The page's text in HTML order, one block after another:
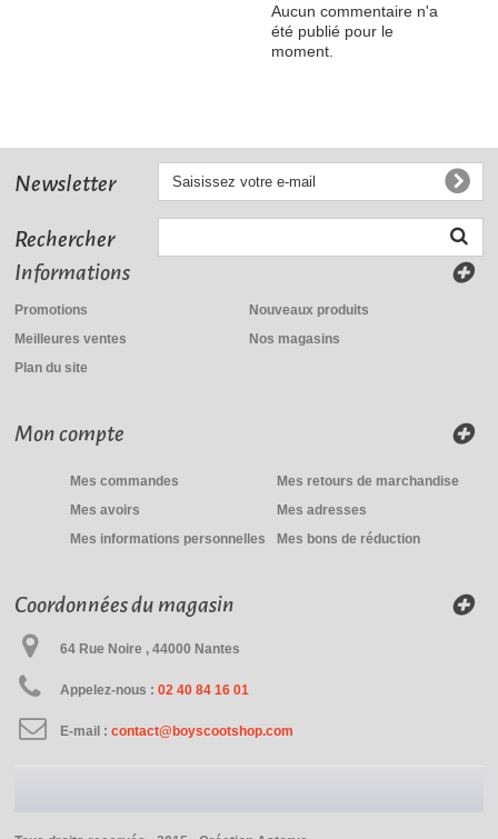
Aucun commentaire n'a
été publié pour le
moment.
Newsletter
Rechercher
Informations
Promotions
Nouveaux produits
Meilleures ventes
Nos magasins
Plan du site
Mon compte
Mes commandes
Mes retours de marchandise
Mes avoirs
Mes adresses
Mes informations personnelles
Mes bons de réduction
Coordonnées du magasin
64 Rue Noire , 44000 Nantes
Appelez-nous :02 40 84 16 01
E-mail :contact@boyscootshop.com